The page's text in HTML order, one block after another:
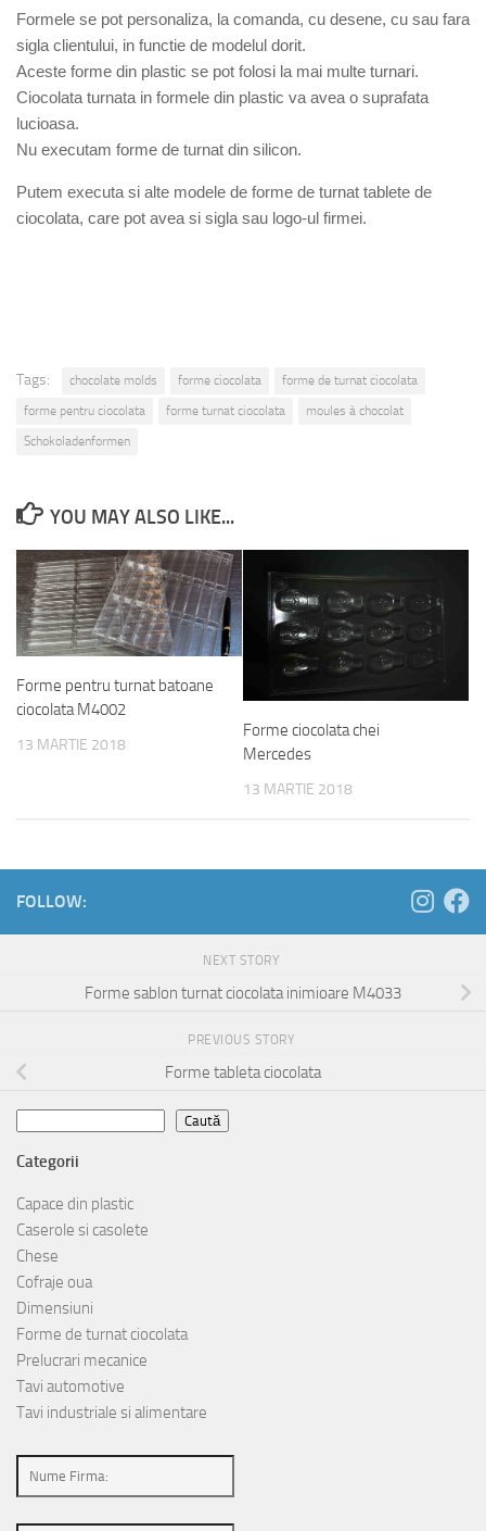
Formele se pot personaliza, la comanda, cu desene, cu sau fara
sigla clientului, in functie de modelul dorit.
Aceste forme din plastic se pot folosi la mai multe turnari.
Ciocolata turnata in formele din plastic va avea o suprafata
lucioasa.
Nu executam forme de turnat din silicon.
Putem executa si alte modele de forme de turnat tablete de
ciocolata, care pot avea si sigla sau logo-ul firmei.
Tags: chocolate molds forme ciocolata
forme de turnat ciocolata
forme pentru ciocolata
forme turnat ciocolata
moules à chocolat
Schokoladenformen
YOU MAY ALSO LIKE...
Forme pentru turnat batoane
ciocolata M4002
13 MARTIE 2018
Forme ciocolata chei
Mercedes
13 MARTIE 2018
FOLLOW:
NEXT STORY
Forme sablon turnat ciocolata inimioare M4033
PREVIOUS STORY
Forme tableta ciocolata
Caută
Categorii
Capace din plastic
Caserole si casolete
Chese
Cofraje oua
Dimensiuni
Forme de turnat ciocolata
Prelucrari mecanice
Tavi automotive
Tavi industriale si alimentare